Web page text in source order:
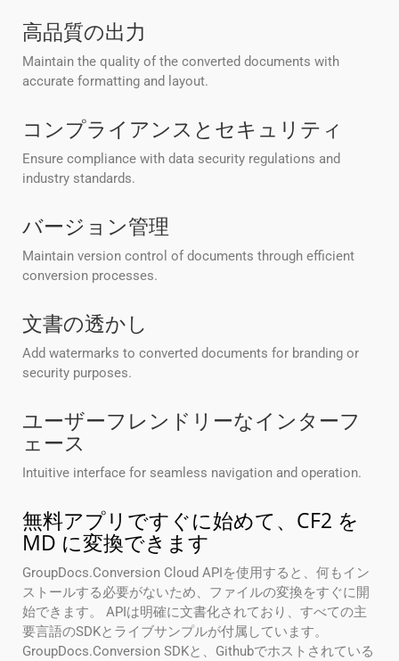
高品質の出力
Maintain the quality of the converted documents with
accurate formatting and layout.
コンプライアンスとセキュリティ
Ensure compliance with data security regulations and
industry standards.
バージョン管理
Maintain version control of documents through efficient
conversion processes.
文書の透かし
Add watermarks to converted documents for branding or
security purposes.
ユーザーフレンドリーなインターフ
ェース
Intuitive interface for seamless navigation and operation.
無料アプリですぐに始めて、CF2 を
MD に変換できます
GroupDocs.Conversion Cloud APIを使用すると、何もイン
ストールする必要がないため、ファイルの変換をすぐに開
始できます。 APIは明確に文書化されており、すべての主
要言語のSDKとライブサンプルが付属しています。
GroupDocs.Conversion SDKと、Githubでホストされている